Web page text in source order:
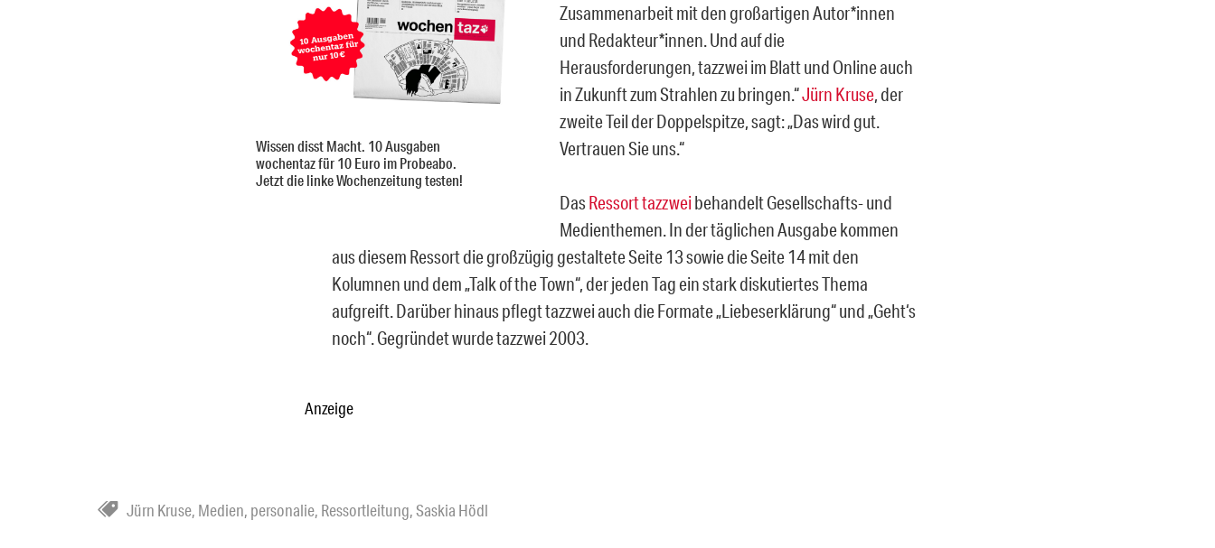
Wissen disst Macht. 10 Ausgaben
wochentaz für 10 Euro im Probeabo.
Jetzt die linke Wochenzeitung testen!
Zusammenarbeit mit den großartigen Autor*innen
und Redakteur*innen. Und auf die
Herausforderungen, tazzwei im Blatt und Online auch
in Zukunft zum Strahlen zu bringen.“Jürn Kruse, der
zweite Teil der Doppelspitze, sagt: „Das wird gut.
Vertrauen Sie uns.“
DasRessort tazzwei behandelt Gesellschafts- und
Medienthemen. In der täglichen Ausgabe kommen
aus diesem Ressort die großzügig gestaltete Seite 13 sowie die Seite 14 mit den
Kolumnen und dem „Talk of the Town“, der jeden Tag ein stark diskutiertes Thema
aufgreift. Darüber hinaus pflegt tazzwei auch die Formate „Liebeserklärung“ und „Geht‘s
noch“. Gegründet wurde tazzwei 2003.
Anzeige
Jürn Kruse, Medien, personalie, Ressortleitung,Saskia Hödl